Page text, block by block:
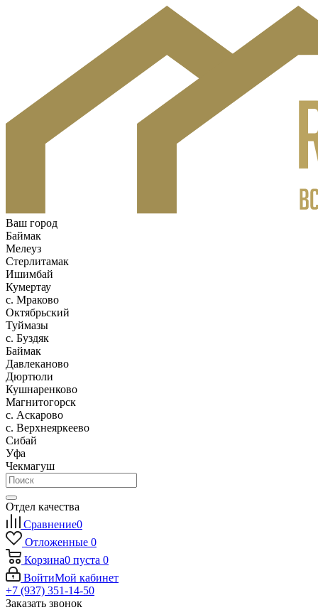
Ваш город
Баймак
Мелеуз
Стерлитамак
Ишимбай
Кумертау
c. Мраково
Октябрьский
Туймазы
c. Буздяк
Баймак
Давлеканово
Дюртюли
Кушнаренково
Магнитогорск
с. Аскарово
с. Верхнеяркеево
Сибай
Уфа
Чекмагуш
Отдел качества
Сравнение0
Отложенные 0
Корзина0 пуста 0
ВойтиМой кабинет
+7 (937) 351-14-50
Заказать звонок